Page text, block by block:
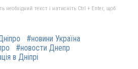
необхідний текст і натисніть Ctrl + Enter, щоб
#новини Україна
#новости Днепр
в Дніпрі